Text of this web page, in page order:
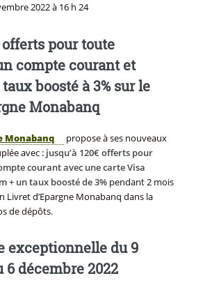
2022 à 16 h 24
offerts pour toute
compte courant et
boosté à 3% sur le
Monabanq
Monabanq
propose à ses nouveaux
avec : jusqu’à 120€ offerts pour
courant avec une carte Visa
+ un taux boosté de 3%pendant 2 mois
Livret d’Epargne Monabanq dans la
de dépôts.
exceptionnelle du 9
6 décembre 2022